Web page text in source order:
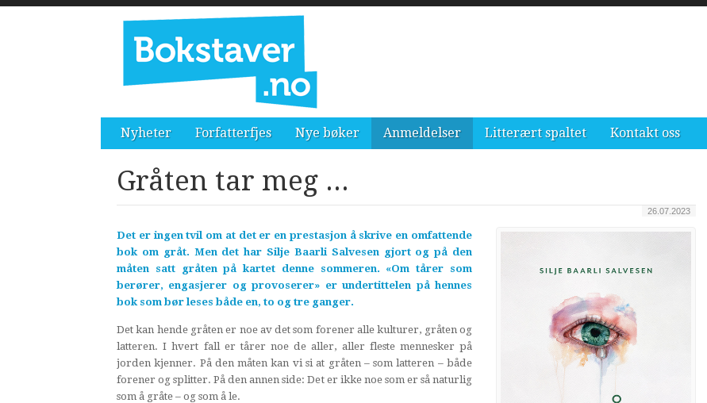
Nyheter Forfatterfjes Nye bøker Anmeldelser Litterært spaltet Kontakt oss
Gråten tar meg ...
26.07.2023
Det er ingen tvil om at det er en prestasjon å skrive en omfattende
bok om gråt. Men det har Silje Baarli Salvesen gjort og på den
måten satt gråten på kartet denne sommeren. «Om tårer som
berører, engasjerer og provoserer» er undertittelen på hennes
bok som bør leses både en, to og tre ganger.
Det kan hende gråten er noe av det som forener alle kulturer, gråten og
latteren. I hvert fall er tårer noe de aller, aller fleste mennesker på
jorden kjenner. På den måten kan vi si at gråten – som latteren – både
forener og splitter. På den annen side: Det er ikke noe som er så naturlig
som å gråte – og som å le.